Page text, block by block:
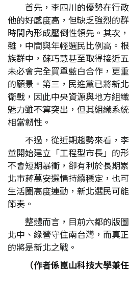
首先，李四川的優勢在行
他的好感度高，但缺乏強烈的
時間內形成壓倒性領先。其次
雜，中間與年輕選民比例高。
族群中，蘇巧慧甚至取得接近
未必會完全買單藍白合作，更
的願景。第三，民進黨已將新
衛戰，因此中央資源與地方組
魅力雖不算突出，但其組織系
相當韌性。
不過，從近期趨勢來看，
並開始建立「工程型市長」的
不會短期暴衝，卻有利於長期
北市蔣萬安選情持續穩定，也
生活圈高度連動，新北選民可
節奏。
整體而言，目前六都的版
北中、綠營守住南台灣，而真
的將是新北之戰。
（作者係崑山科技大學兼